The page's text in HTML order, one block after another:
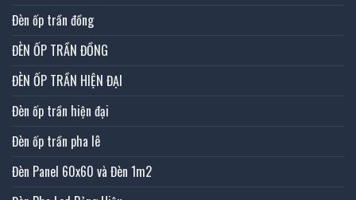
Đèn ốp trần đồng
ĐÈN ỐP TRẦN ĐỒNG
ĐÈN ỐP TRẦN HIỆN ĐẠI
Đèn ốp trần hiện đại
Đèn ốp trần pha lê
Đèn Panel 60x60 và Đèn 1m2